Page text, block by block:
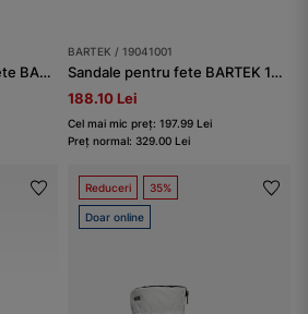
Mini first steps pentru fete BARTEK W-71181/SPX, alb
BARTEK / 19041001
Sandale pentru fete BARTEK 19041001, albe
188.10 Lei
Cel mai mic preț: 197.99 Lei
Preț normal: 329.00 Lei
Reduceri 35%
Doar online